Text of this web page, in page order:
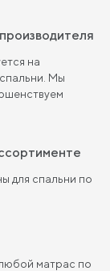
на
Мы
для спальни по
матрас по